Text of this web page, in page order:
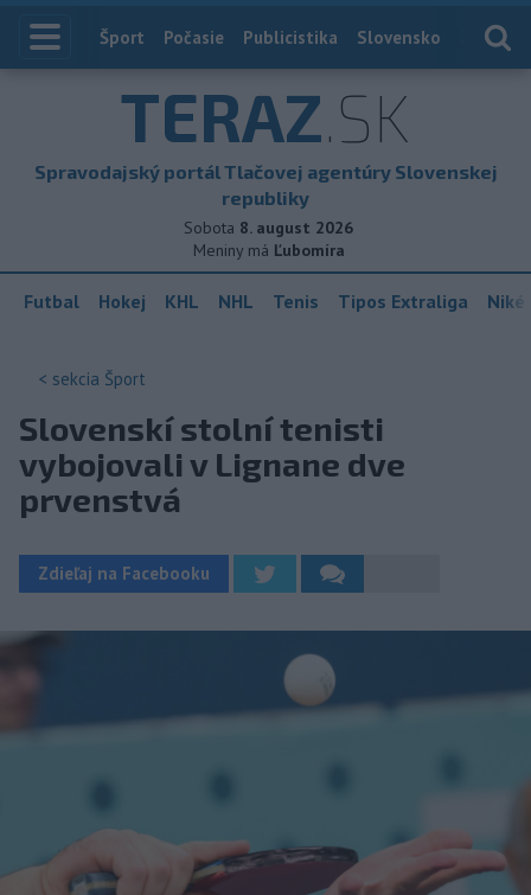
Index
Šport Počasie Publicistika Slovensko
TERAZ.SK
Spravodajský portál Tlačovej agentúry Slovenskej
republiky
Sobota 8. august 2026
Meniny má Ľubomíra
Futbal Hokej KHL NHL Tenis Tipos Extraliga
< sekcia Šport
Slovenskí stolní tenisti
vybojovali v Lignane dve
prvenstvá
Zdieľaj na Facebooku